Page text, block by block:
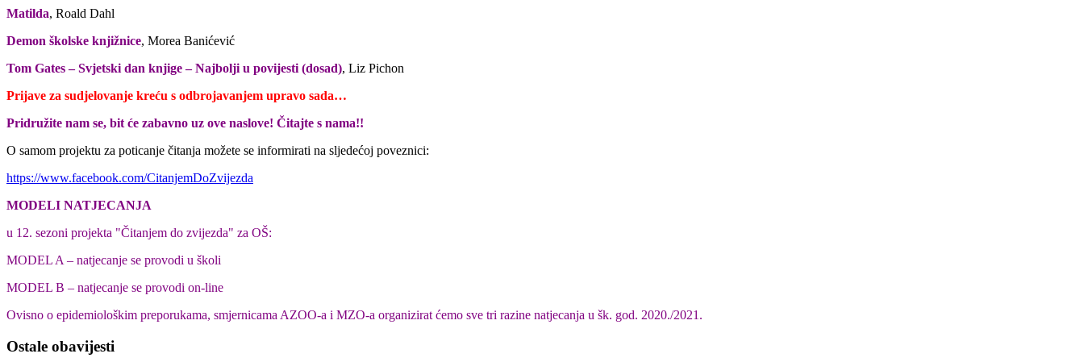
Matilda, Roald Dahl
Demon školske knjižnice, Morea Banićević
Tom Gates – Svjetski dan knjige – Najbolji u povijesti (dosad), Liz Pichon
Prijave za sudjelovanje kreću s odbrojavanjem upravo sada…
Pridružite nam se, bit će zabavno uz ove naslove! Čitajte s nama!!
O samom projektu za poticanje čitanja možete se informirati na sljedećoj poveznici:
https://www.facebook.com/CitanjemDoZvijezda
MODELI NATJECANJA
u 12. sezoni projekta "Čitanjem do zvijezda" za OŠ:
MODEL A – natjecanje se provodi u školi
MODEL B – natjecanje se provodi on-line
Ovisno o epidemiološkim preporukama, smjernicama AZOO-a i MZO-a organizirat ćemo sve tri razine natjecanja u šk. god. 2020./2021.
Ostale obavijesti